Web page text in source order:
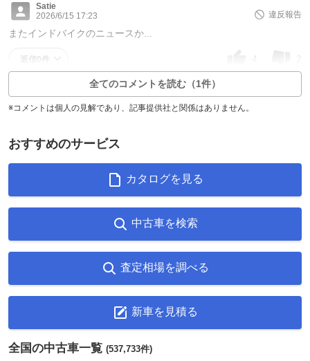
Satie
2026/6/15 17:23
違反報告
またインドバイクのニュースか...
返信0件 4
全てのコメントを読む（1件）
※コメントは個人の見解であり、記事提供社と関係はありません。
おすすめのサービス
カタログを見る
中古車を検索
査定相場を調べる
新車を見積る
全国の中古車一覧 (537,733件)